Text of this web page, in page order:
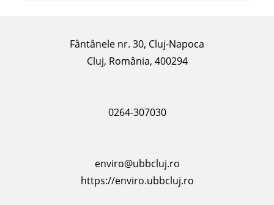
Fântânele nr. 30, Cluj-Napoca
Cluj, România, 400294
0264-307030
enviro@ubbcluj.ro
https://enviro.ubbcluj.ro